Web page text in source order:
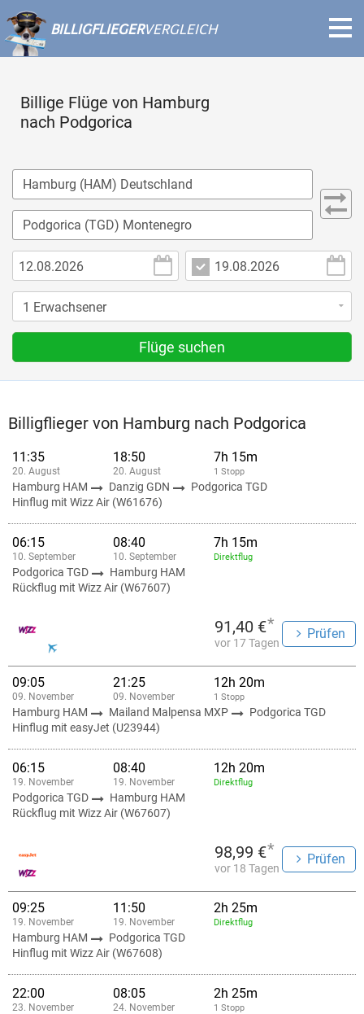
BILLIGFLIEGERVERGLEICH
Billige Flüge von Hamburg
nach Podgorica
Flüge suchen
Billigflieger von Hamburg nach Podgorica
11:35
20. August
18:50
20. August
7h 15m
1 Stopp
Hamburg HAM Danzig GDN
Podgorica TGD
Hinflug mit Wizz Air (W61676)
06:15
10. September
08:40
10. September
7h 15m
Direktflug
Podgorica TGD
Hamburg HAM
Rückflug mit Wizz Air (W67607)
91,40 €*
vor 17 Tagen
Prüfen
09:05
09. November
21:25
09. November
12h 20m
1 Stopp
Hamburg HAM Mailand Malpensa MXP
Podgorica TGD
Hinflug mit easyJet (U23944)
06:15
19. November
08:40
19. November
12h 20m
Direktflug
Podgorica TGD
Hamburg HAM
Rückflug mit Wizz Air (W67607)
98,99 €*
vor 18 Tagen
Prüfen
09:25
19. November
11:50
19. November
2h 25m
Direktflug
Hamburg HAM
Podgorica TGD
Hinflug mit Wizz Air (W67608)
22:00
23. November
08:05
24. November
2h 25m
1 Stopp